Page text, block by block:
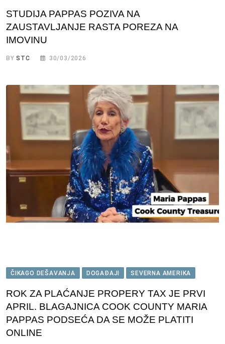
STUDIJA PAPPAS POZIVA NA
ZAUSTAVLJANJE RASTA POREZA NA
IMOVINU
BYSTC 30/03/2026
ČIKAGO DEŠAVANJA DOGAĐAJI SEVERNA AMERIKA
ROK ZA PLAĆANJE PROPERY TAX JE PRVI
APRIL. BLAGAJNICA COOK COUNTY MARIA
PAPPAS PODSEĆA DA SE MOŽE PLATITI
ONLINE